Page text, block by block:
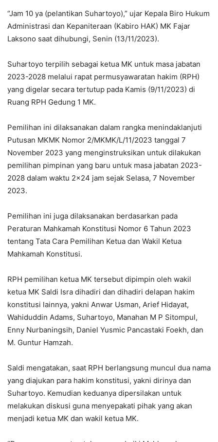
“Jam 10 ya (pelantikan Suhartoyo),” ujar Kepala Biro Hukum
Administrasi dan Kepaniteraan (Kabiro HAK) MK Fajar
Laksono saat dihubungi, Senin (13/11/2023).
Suhartoyo terpilih sebagai ketua MK untuk masa jabatan
2023-2028 melalui rapat permusyawaratan hakim (RPH)
yang digelar secara tertutup pada Kamis (9/11/2023) di
Ruang RPH Gedung 1 MK.
Pemilihan ini dilaksanakan dalam rangka menindaklanjuti
Putusan MKMK Nomor 2/MKMK/L/11/2023 tanggal 7
November 2023 yang menginstruksikan untuk dilakukan
pemilihan pimpinan yang baru untuk masa jabatan 2023-
2028 dalam waktu 2×24 jam sejak Selasa, 7 November
2023.
Pemilihan ini juga dilaksanakan berdasarkan pada
Peraturan Mahkamah Konstitusi Nomor 6 Tahun 2023
tentang Tata Cara Pemilihan Ketua dan Wakil Ketua
Mahkamah Konstitusi.
RPH pemilihan ketua MK tersebut dipimpin oleh wakil
ketua MK Saldi Isra dihadiri dan dihadiri delapan hakim
konstitusi lainnya, yakni Anwar Usman, Arief Hidayat,
Wahiduddin Adams, Suhartoyo, Manahan M P Sitompul,
Enny Nurbaningsih, Daniel Yusmic Pancastaki Foekh, dan
M. Guntur Hamzah.
Saldi mengatakan, saat RPH berlangsung muncul dua nama
yang diajukan para hakim konstitusi, yakni dirinya dan
Suhartoyo. Kemudian keduanya dipersilakan untuk
melakukan diskusi guna menyepakati pihak yang akan
menjadi ketua MK dan wakil ketua MK.